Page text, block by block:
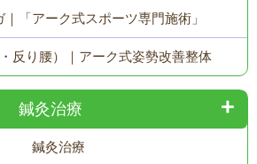
「アーク式スポーツ専門施術」
反り腰）｜アーク式姿勢改善整体
鍼灸治療
鍼灸治療